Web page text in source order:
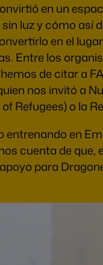
en un
luz y cómo
en el
Entre los
de citar a
nos invitó a
Refugees) o la
en
cuenta de
para